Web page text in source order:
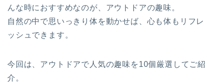
んな時におすすめなのが、アウトドアの趣味。
自然の中で思いっきり体を動かせば、心も体もリフレ
ッシュできます。
今回は、アウトドアで人気の趣味を10個厳選してご紹
介。